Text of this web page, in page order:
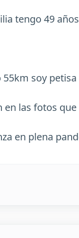
tengo 49
55km soy
en las fotos
en plena